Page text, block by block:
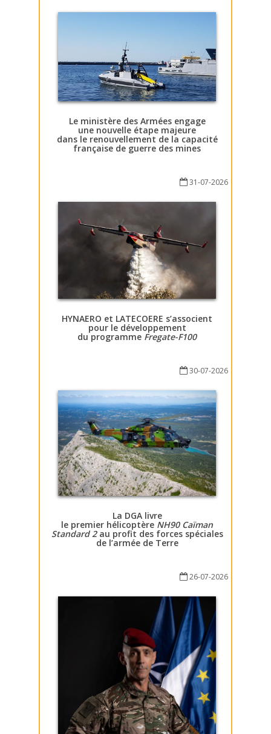
Le ministère des Armées engage
une nouvelle étape majeure
dans le renouvellement de la capacité
française de guerre des mines
31-07-2026
HYNAERO et LATECOERE s’associent
pour le développement
du programme Fregate-F100
30-07-2026
La DGA livre
le premier hélicoptère NH90 Caïman
Standard 2au profit des forces spéciales
de l’armée de Terre
26-07-2026